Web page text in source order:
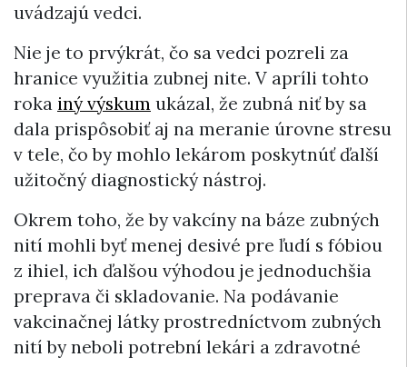
uvádzajú vedci.
Nie je to prvýkrát, čo sa vedci pozreli za
hranice využitia zubnej nite. V apríli tohto
roka iný výskum ukázal, že zubná niť by sa
dala prispôsobiť aj na meranie úrovne stresu
v tele, čo by mohlo lekárom poskytnúť ďalší
užitočný diagnostický nástroj.
Okrem toho, že by vakcíny na báze zubných
nití mohli byť menej desivé pre ľudí s fóbiou
z ihiel, ich ďalšou výhodou je jednoduchšia
preprava či skladovanie. Na podávanie
vakcinačnej látky prostredníctvom zubných
nití by neboli potrební lekári a zdravotné